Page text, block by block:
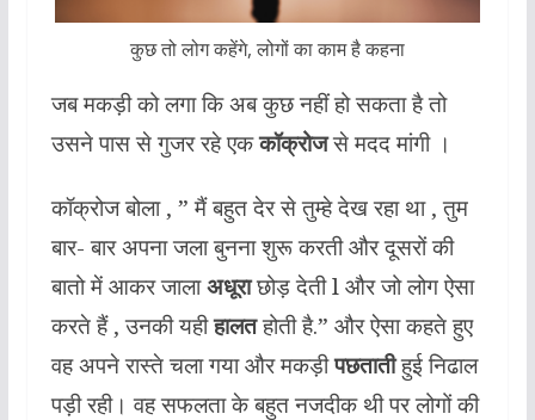
कुछ तो लोग कहेंगे, लोगों का काम है कहना
जब मकड़ी को लगा कि अब कुछ नहीं हो सकता है तो
उसने पास से गुजर रहे एककॉक्रोजसे मदद मांगी ।
कॉक्रोज बोला , ” मैं बहुत देर से तुम्हे देख रहा था , तुम
बार- बार अपना जला बुनना शुरू करती और दूसरों की
बातो में आकर जालाअधूराछोड़ देती l और जो लोग ऐसा
करते हैं , उनकी यहीहालतहोती है.” और ऐसा कहते हुए
वह अपने रास्ते चला गया और मकड़ीपछतातीहुई निढाल
पड़ी रही। वह सफलता के बहुत नजदीक थी पर लोगों की